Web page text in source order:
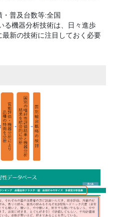
普及台数等:全国
る機器分析技術は、日々進歩
新の技術に注目しておく必要